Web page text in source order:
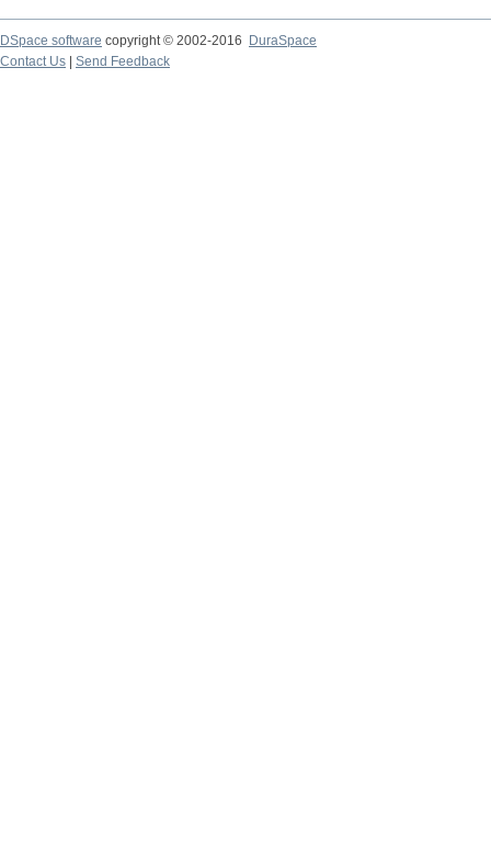
DSpace software copyright © 2002-2016
DuraSpace
Contact Us
Send Feedback